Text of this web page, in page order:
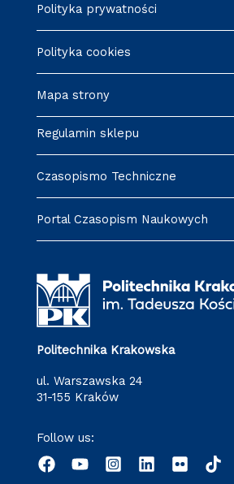
Polityka prywatności
Polityka cookies
Mapa strony
Regulamin sklepu
Czasopismo Techniczne
Portal Czasopism Naukowych
Politechnika Krakowska
ul. Warszawska 24
31-155 Kraków
Follow us: